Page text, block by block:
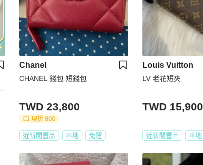
Chanel
CHANEL 錢包 短錢包
TWD 23,800
現折 800
近新閒置品 本地 免運
Louis Vuitton
LV 老花短夾
TWD 15,900
近新閒置品 本地